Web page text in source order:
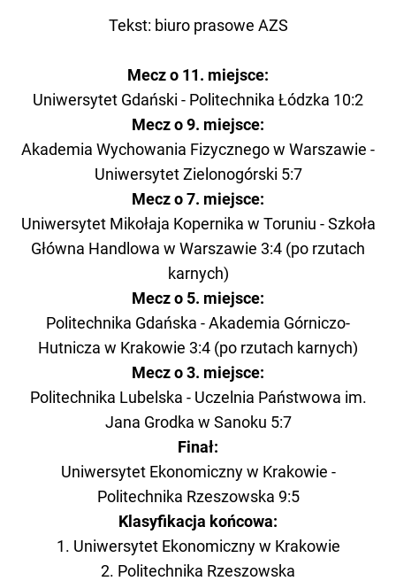
Tekst: biuro prasowe AZS
Mecz o 11. miejsce:
Uniwersytet Gdański - Politechnika Łódzka 10:2
Mecz o 9. miejsce:
Akademia Wychowania Fizycznego w Warszawie -
Uniwersytet Zielonogórski 5:7
Mecz o 7. miejsce:
Uniwersytet Mikołaja Kopernika w Toruniu - Szkoła
Główna Handlowa w Warszawie 3:4 (po rzutach
karnych)
Mecz o 5. miejsce:
Politechnika Gdańska - Akademia Górniczo-
Hutnicza w Krakowie 3:4 (po rzutach karnych)
Mecz o 3. miejsce:
Politechnika Lubelska - Uczelnia Państwowa im.
Jana Grodka w Sanoku 5:7
Finał:
Uniwersytet Ekonomiczny w Krakowie -
Politechnika Rzeszowska 9:5
Klasyfikacja końcowa:
1. Uniwersytet Ekonomiczny w Krakowie
2. Politechnika Rzeszowska